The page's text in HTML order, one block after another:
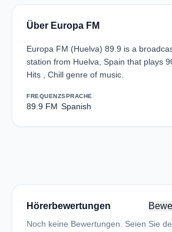
Über Europa FM
Europa FM (Huelva) 89.9 is a
station from Huelva, Spain that plays
Hits , Chill genre of music.
FREQUENZ
89.9 FM
SPRACHE
Spanish
Hörerbewertungen
Noch keine Bewertungen. Seien Sie